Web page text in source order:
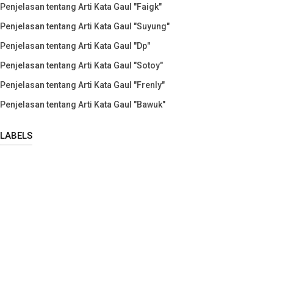
Penjelasan tentang Arti Kata Gaul "Faigk"
Penjelasan tentang Arti Kata Gaul "Suyung"
Penjelasan tentang Arti Kata Gaul "Dp"
Penjelasan tentang Arti Kata Gaul "Sotoy"
Penjelasan tentang Arti Kata Gaul "Frenly"
Penjelasan tentang Arti Kata Gaul "Bawuk"
LABELS